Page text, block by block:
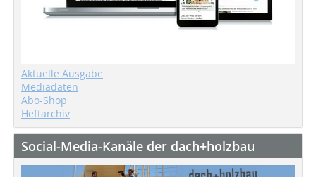
Aktuelle Ausgabe
Mediadaten
Abo-Shop
Heftarchiv
Social-Media-Kanäle der dach+holzbau